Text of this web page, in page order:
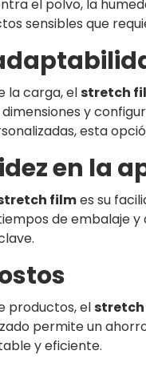
el polvo, la
sensibles que
la carga, elstretch
y
esta
en la
filmes su
de embalaje
productos, el
permite un
y eficiente.